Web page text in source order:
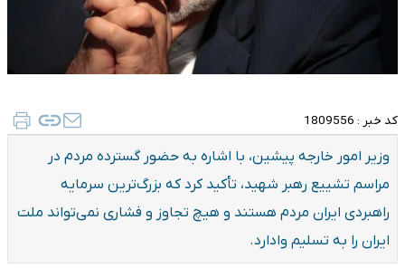
کد خبر : 1809556
وزیر امور خارجه پیشین، با اشاره به حضور گسترده مردم در
مراسم تشییع رهبر شهید، تأکید کرد که بزرگ‌ترین سرمایه
راهبردی ایران مردم هستند و هیچ تجاوز و فشاری نمی‌تواند ملت
ایران را به تسلیم وادارد.